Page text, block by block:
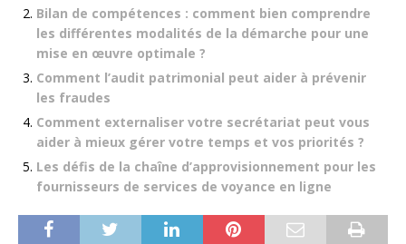
Bilan de compétences : comment bien comprendre
les différentes modalités de la démarche pour une
mise en œuvre optimale ?
Comment l’audit patrimonial peut aider à prévenir
les fraudes
Comment externaliser votre secrétariat peut vous
aider à mieux gérer votre temps et vos priorités ?
Les défis de la chaîne d’approvisionnement pour les
fournisseurs de services de voyance en ligne